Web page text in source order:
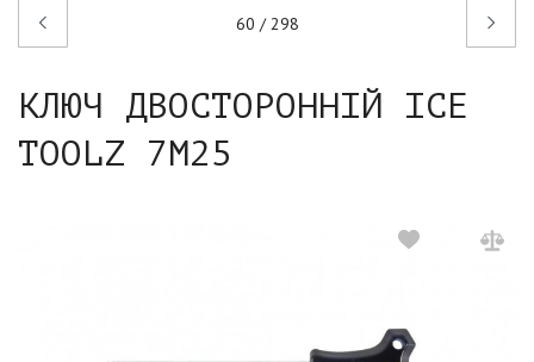
60 / 298
Наступний
КЛЮЧ ДВОСТОРОННІЙ ICE
TOOLZ 7M25